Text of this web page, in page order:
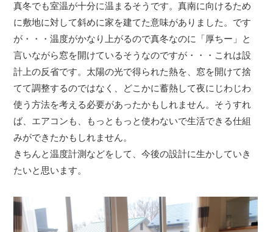
真冬でも室温が十分に温まるそうです。真南に向けるため
に敷地に対して斜めに家を建てた意味がありました。です
が・・・温度がかなり上がるので真冬なのに「厚ちー」と
言いながら窓を開けているそうなのですが・・・これは設
計上の反省です。太陽の光で得られた熱を、窓を開けて捨
てて調整するのではなく、どこかに蓄熱して夜にじわじわ
使う方法を考える必要があったかもしれません。そうすれ
ば、エアコンも、もっともっと使わないで生活できる仕組
みができたかもしれません。
きちんと温度計測などをして、今後の設計に生かしていき
たいと思います。